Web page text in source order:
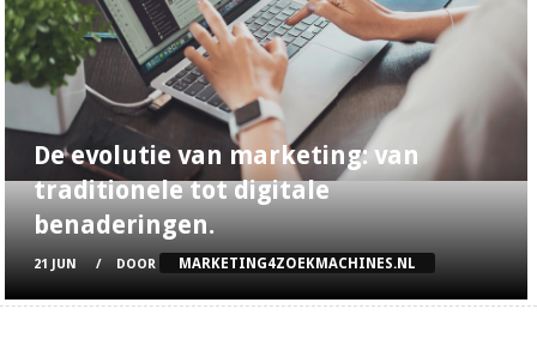
De evolutie van marketing: van
traditionele tot digitale
benaderingen.
21 JUN DOOR MARKETING4ZOEKMACHINES.NL